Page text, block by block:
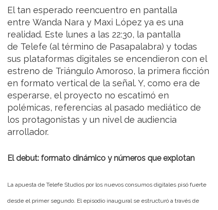
El tan esperado reencuentro en pantalla
entre Wanda Nara y Maxi López ya es una
realidad. Este lunes a las 22:30, la pantalla
de Telefe (al término de Pasapalabra) y todas
sus plataformas digitales se encendieron con el
estreno de Triángulo Amoroso, la primera ficción
en formato vertical de la señal. Y, como era de
esperarse, el proyecto no escatimó en
polémicas, referencias al pasado mediático de
los protagonistas y un nivel de audiencia
arrollador.
El debut: formato dinámico y números que explotan
La apuesta de Telefe Studios por los nuevos consumos digitales pisó fuerte
desde el primer segundo. El episodio inaugural se estructuró a través de